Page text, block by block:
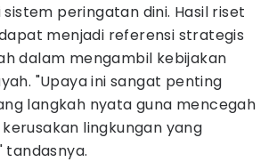
peringatan dini. Hasil riset
menjadi referensi strategis
dalam mengambil kebijakan
"Upaya ini sangat penting
langkah nyata guna mencegah
lingkungan yang
tandasnya.